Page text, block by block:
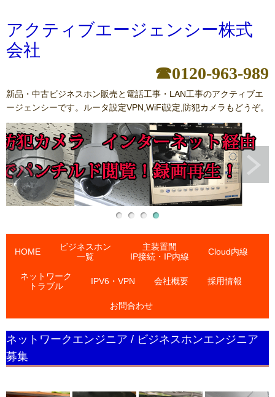
アクティブエージェンシー株式
会社
☎0120-963-989
新品・中古ビジネスホン販売と電話工事・LAN工事のアクティブエ
ージェンシーです。ルータ設定VPN,WiFi設定,防犯カメラもどうぞ。
HOME
ビジネスホン
一覧
主装置間
IP接続・IP内線
Cloud内線
ネットワーク
トラブル
IPV6・VPN 会社概要 採用情報
お問合わせ
ネットワークエンジニア / ビジネスホンエンジニア
募集